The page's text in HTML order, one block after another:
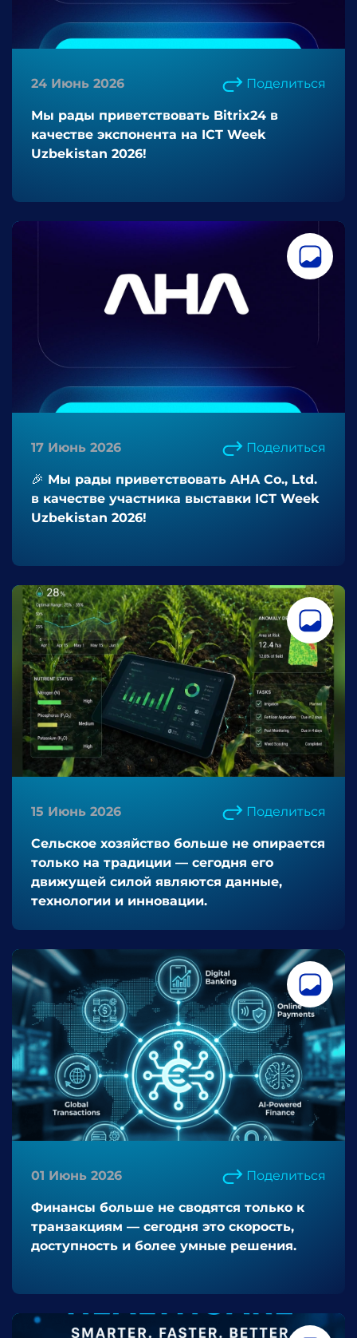
24 Июнь 2026 Поделиться
Мы рады приветствовать Bitrix24 в
качестве экспонента на ICT Week
Uzbekistan 2026!
17 Июнь 2026 Поделиться
🎉 Мы рады приветствовать AHA Co., Ltd.
в качестве участника выставки ICT Week
Uzbekistan 2026!
15 Июнь 2026 Поделиться
Сельское хозяйство больше не опирается
только на традиции — сегодня его
движущей силой являются данные,
технологии и инновации.
01 Июнь 2026 Поделиться
Финансы больше не сводятся только к
транзакциям — сегодня это скорость,
доступность и более умные решения.